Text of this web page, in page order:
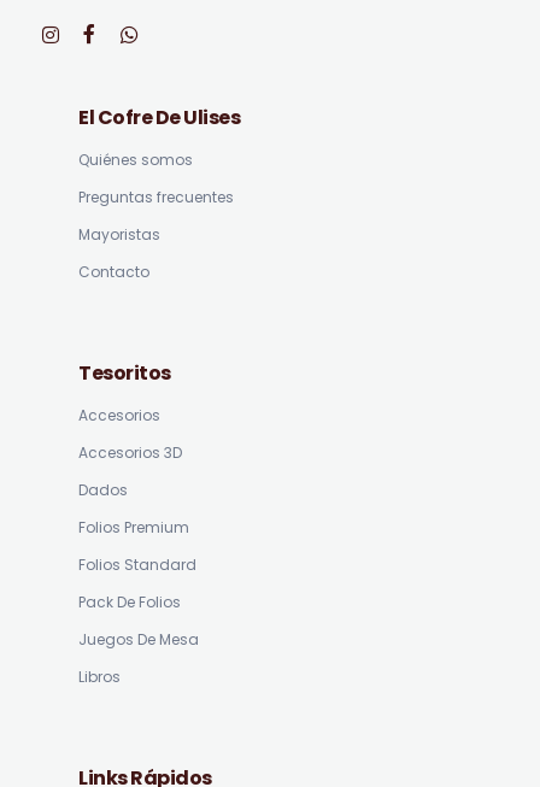
El Cofre De Ulises
Quiénes somos
Preguntas frecuentes
Mayoristas
Contacto
Tesoritos
Accesorios
Accesorios 3D
Dados
Folios Premium
Folios Standard
Pack De Folios
Juegos De Mesa
Libros
Links Rápidos